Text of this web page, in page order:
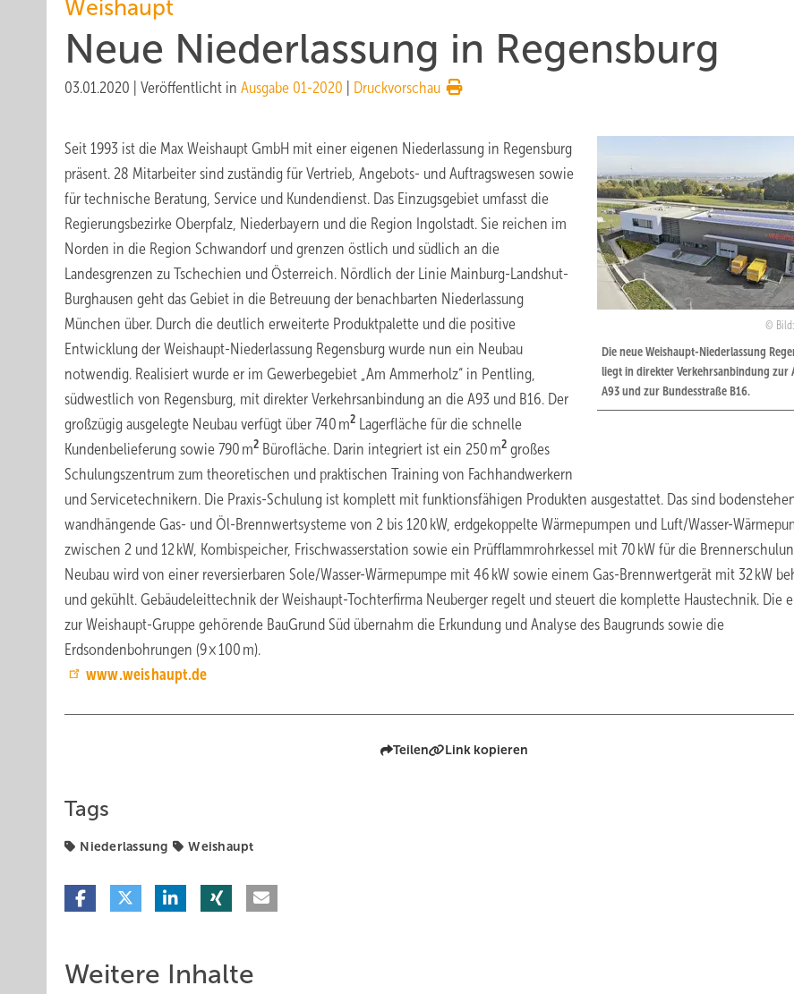
Weishaupt
Neue Niederlassung in Regensburg
03.01.2020 Veröffentlicht in Ausgabe 01-2020 Druckvorschau
Die neue Weishaupt-Niederlassung
liegt in direkter ­Verkehrsanbindung zur
A93 und zur Bundesstraße B16.
Seit 1993 ist die Max Weishaupt GmbH mit einer eigenen Niederlassung in Regensburg
präsent. 28 Mitarbeiter sind zuständig für Vertrieb, Angebots- und Auftragswesen sowie
für technische Beratung, Service und Kundendienst. Das Einzugsgebiet umfasst die
Regierungsbezirke Oberpfalz, Niederbayern und die Region Ingolstadt. Sie reichen im
Norden in die Region Schwandorf und grenzen östlich und südlich an die
Landesgrenzen zu Tschechien und Österreich. Nördlich der Linie Mainburg-Landshut-
Burghausen geht das Gebiet in die Betreuung der benachbarten Niederlassung
München über. Durch die deutlich erweiterte Produktpalette und die positive
Entwicklung der Weishaupt-Niederlassung Regensburg wurde nun ein Neubau
notwendig. Realisiert wurde er im Gewerbegebiet „Am Ammerholz“ in Pentling,
südwestlich von Regensburg, mit direkter Verkehrs­anbindung an die A93 und B16. Der
großzügig ausgelegte Neubau verfügt über 740 m2 Lagerfläche für die schnelle
Kundenbelieferung sowie 790 m2 Bürofläche. Darin integriert ist ein 250 m2 großes
Schulungszentrum zum theoretischen und praktischen Training von Fachhandwerkern
und Servicetechnikern. Die Praxis-Schulung ist komplett mit funktionsfähigen Produkten ausgestattet. Das sind
wandhängende Gas- und Öl-Brennwertsysteme von 2 bis 120 kW, erdgekoppelte Wärmepumpen und Luft/Wasser-
zwischen 2 und 12 kW, Kombispeicher, Frischwasserstation sowie ein Prüfflammrohrkessel mit 70 kW für die
Neubau wird von einer reversierbaren Sole/Wasser-Wärmepumpe mit 46 kW sowie einem Gas-Brennwertgerät mit 32 kW
und gekühlt. Gebäudeleittechnik der Weishaupt-Tochterfirma Neuberger regelt und steuert die komplette Haustechnik. Die
zur Weishaupt-Gruppe gehörende BauGrund Süd übernahm die Erkundung und Analyse des Baugrunds sowie die
Erdsondenbohrungen (9 × 100 m).
www.weishaupt.de
Teilen Link kopieren
Tags
Niederlassung Weishaupt
Weitere Inhalte